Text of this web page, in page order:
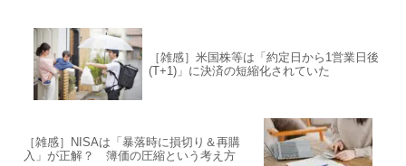
［雑感］米国株等は「約定日から1営業日後
(T+1)」に決済の短縮化されていた
［雑感］NISAは「暴落時に損切り＆再購
入」が正解？ 簿価の圧縮という考え方